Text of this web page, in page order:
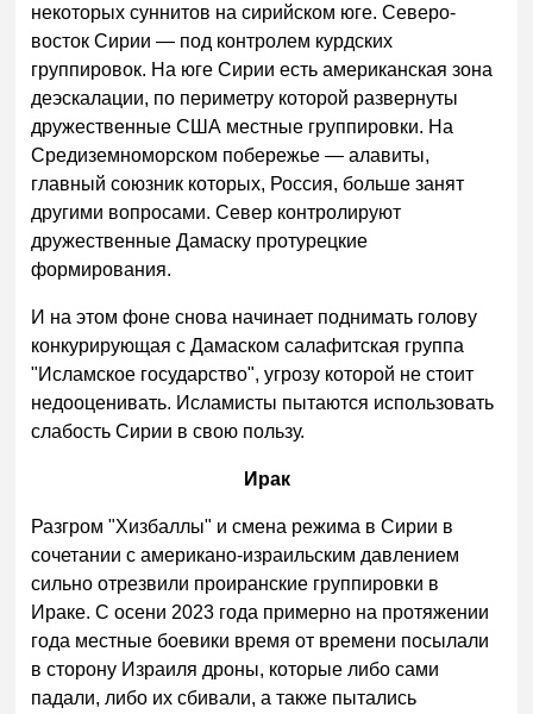
некоторых суннитов на сирийском юге. Северо-
восток Сирии — под контролем курдских
группировок. На юге Сирии есть американская зона
деэскалации, по периметру которой развернуты
дружественные США местные группировки. На
Средиземноморском побережье — алавиты,
главный союзник которых, Россия, больше занят
другими вопросами. Север контролируют
дружественные Дамаску протурецкие
формирования.
И на этом фоне снова начинает поднимать голову
конкурирующая с Дамаском салафитская группа
"Исламское государство", угрозу которой не стоит
недооценивать. Исламисты пытаются использовать
слабость Сирии в свою пользу.
Ирак
Разгром "Хизбаллы" и смена режима в Сирии в
сочетании с американо-израильским давлением
сильно отрезвили проиранские группировки в
Ираке. С осени 2023 года примерно на протяжении
года местные боевики время от времени посылали
в сторону Израиля дроны, которые либо сами
падали, либо их сбивали, а также пытались